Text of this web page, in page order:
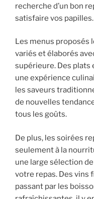
recherche d’un bon
satisfaire vos papilles.
Les menus proposés
variés et élaborés
supérieure. Des
une expérience
les saveurs
de nouvelles
tous les goûts.
De plus, les soirées
seulement à la
une large sélection
votre repas. Des vins
passant par les